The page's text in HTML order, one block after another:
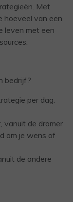
Met
hoeveel van een
leven met een
bedrijf?
per dag.
vanuit de dromer
om je wens of
de andere